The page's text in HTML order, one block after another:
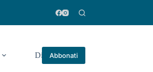
Di piùAbbonati